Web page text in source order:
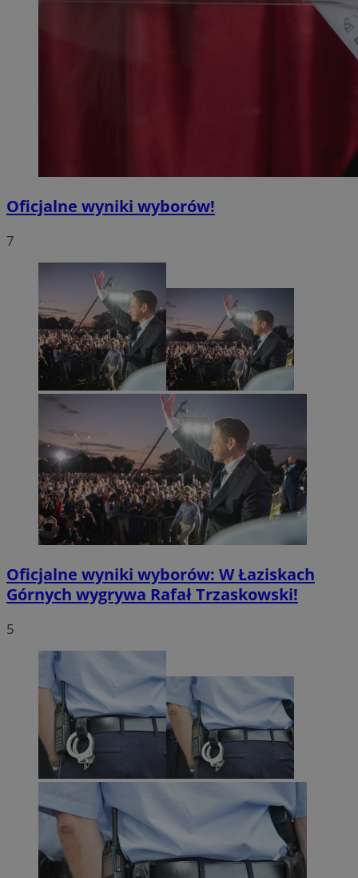
Oficjalne wyniki wyborów!
7
Oficjalne wyniki wyborów: W Łaziskach
Górnych wygrywa Rafał Trzaskowski!
5